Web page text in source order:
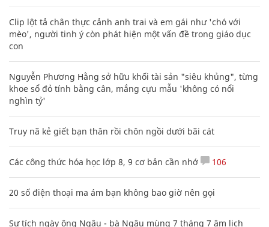
Clip lột tả chân thực cảnh anh trai và em gái như 'chó với
mèo', người tinh ý còn phát hiện một vấn đề trong giáo dục
con
Nguyễn Phương Hằng sở hữu khối tài sản "siêu khủng", từng
khoe sổ đỏ tính bằng cân, mắng cựu mẫu 'không có nổi
nghìn tỷ'
Truy nã kẻ giết bạn thân rồi chôn ngồi dưới bãi cát
Các công thức hóa học lớp 8, 9 cơ bản cần nhớ 106
20 số điện thoại ma ám bạn không bao giờ nên gọi
Sự tích ngày ông Ngâu - bà Ngâu mùng 7 tháng 7 âm lịch